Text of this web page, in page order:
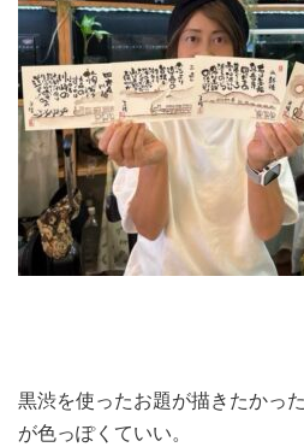
黒渋を使ったお題が描きたかっ
が色っぽくていい。